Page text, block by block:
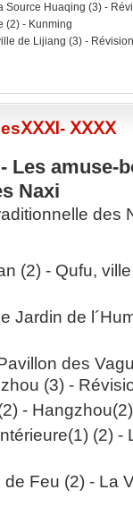
Source Huaqing (3) -
(2) - Kunming
de Lijiang (3) -
ⅩⅩⅩⅩ
- Les amuse-
Naxi
des
(2) - Qufu,
Jardin de
des
(3) -
-
(2) -
de Feu (2) - La